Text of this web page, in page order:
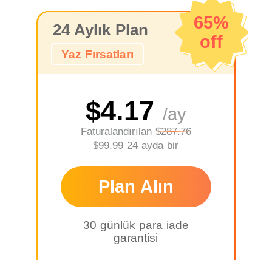
65%
off
24 Aylık Plan
Yaz Fırsatları
$4.17 /ay
Faturalandırılan $287.76
$99.99 24 ayda bir
Plan Alın
30 günlük para iade
garantisi